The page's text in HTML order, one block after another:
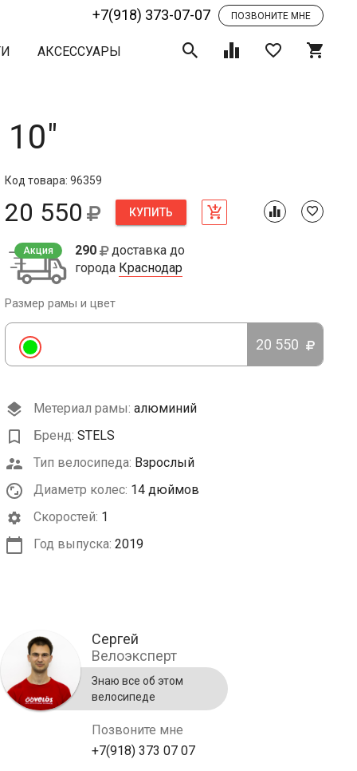
+7(918) 373-07-07 ПОЗВОНИТЕ МНЕ
АКСЕССУАРЫ
Код товара: 96359
20 550 КУПИТЬ
Акция 290
доставка до
города Краснодар
Размер рамы и цвет
20 550
Метериал рамы: алюминий
Бренд: STELS
Тип велосипеда: Взрослый
Диаметр колес: 14 дюймов
Cкоростей: 1
Год выпуска: 2019
Сергей
Велоэксперт
Знаю все об этом
велосипеде
Позвоните мне
+7(918) 373 07 07